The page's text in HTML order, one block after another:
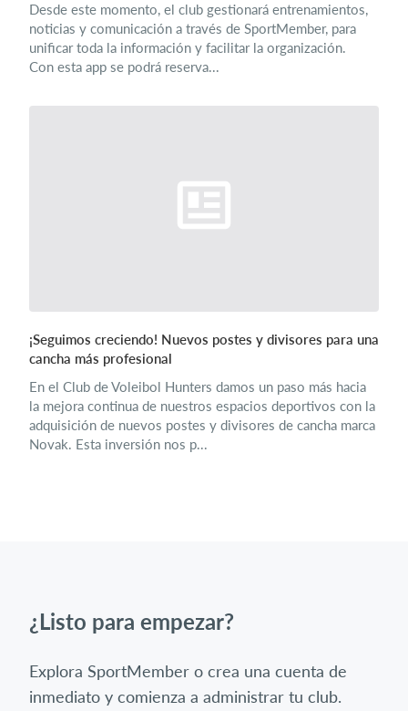
Desde este momento, el club gestionará entrenamientos,
noticias y comunicación a través de SportMember, para
unificar toda la información y facilitar la organización.
Con esta app se podrá reserva...
¡Seguimos creciendo! Nuevos postes y divisores para una
cancha más profesional
En el Club de Voleibol Hunters damos un paso más hacia
la mejora continua de nuestros espacios deportivos con la
adquisición de nuevos postes y divisores de cancha marca
Novak. Esta inversión nos p...
¿Listo para empezar?
Explora SportMember o crea una cuenta de
inmediato y comienza a administrar tu club.